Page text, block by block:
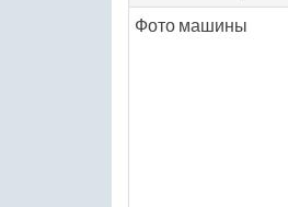
Фото машины